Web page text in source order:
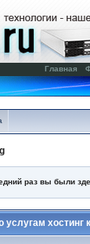
Главная
раз вы были
хостинг